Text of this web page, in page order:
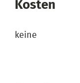
Kosten
keine